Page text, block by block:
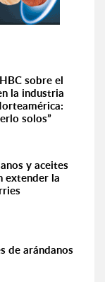
sobre el
la industria
solos”
y aceites
extender la
de arándanos